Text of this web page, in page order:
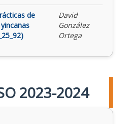
de
David
González
Ortega
2023-2024